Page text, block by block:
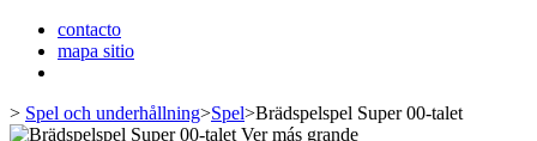
contacto
mapa sitio
> Spel och underhållning>Spel>Brädspelspel Super 00-talet
Ver más grande